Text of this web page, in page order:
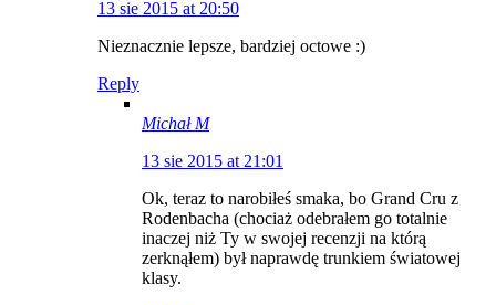
13 sie 2015 at 20:50
Nieznacznie lepsze, bardziej octowe :)
Reply
Michał M
13 sie 2015 at 21:01
Ok, teraz to narobiłeś smaka, bo Grand Cru z
Rodenbacha (chociaż odebrałem go totalnie
inaczej niż Ty w swojej recenzji na którą
zerknąłem) był naprawdę trunkiem światowej
klasy.